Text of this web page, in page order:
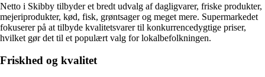
Netto i Skibby tilbyder et bredt udvalg af dagligvarer, friske produkter,
mejeriprodukter, kød, fisk, grøntsager og meget mere. Supermarkedet
fokuserer på at tilbyde kvalitetsvarer til konkurrencedygtige priser,
hvilket gør det til et populært valg for lokalbefolkningen.
Friskhed og kvalitet